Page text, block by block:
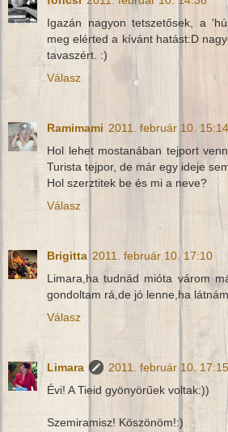
Igazán nagyon tetszetősek, a
meg elérted a kívánt hatást:D
tavaszért. :)
Válasz
Ramimami 2011. február 10. 15:14
Hol lehet mostanában tejport
Turista tejpor, de már egy ideje
Hol szerztitek be és mi a neve?
Válasz
Brigitta 2011. február 10. 17:10
Limara,ha tudnád mióta várom
gondoltam rá,de jó lenne,ha
Válasz
Limara
2011. február 10. 17:15
Évi! A Tieid gyönyörűek voltak:))
Szemiramisz! Köszönöm!:)